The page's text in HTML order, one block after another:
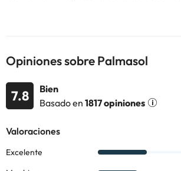
habitaciones bañadas por la cálida luz del
El alojamiento te ofrece todos los servicios
Aunque cuenta con 269 habitaciones, todas
alturas. Cuentan con aire acondicionado,
bañera o ducha, con secador de pelo,
y caja fuerte (de pago).
¿Quieres darte un chapuzón? Puedes hacerlo
pequeños. Cuando salgas del agua, puedes
tomarte una bebida fresquita en el bar de la
Opiniones sobre Palmasol
7.8
Bien
Basado en 1817 opiniones